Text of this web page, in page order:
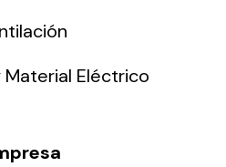
Material Eléctrico